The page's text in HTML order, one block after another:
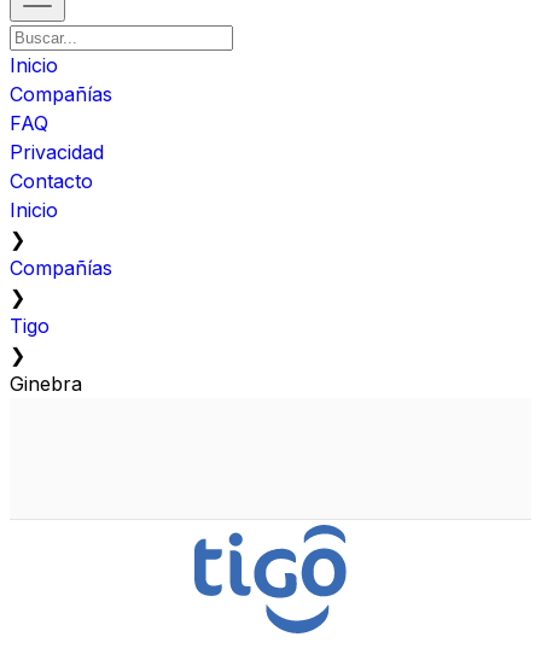
Inicio
Compañías
FAQ
Privacidad
Contacto
Inicio
❯
Compañías
❯
Tigo
❯
Ginebra